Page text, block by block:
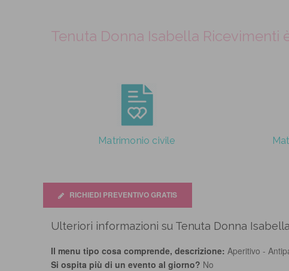
Tenuta Donna Isabella Ricevimenti
Matrimonio civile
RICHIEDI PREVENTIVO GRATIS
Ulteriori informazioni su Tenuta Donna
Il menu tipo cosa comprende, descrizione: Aperitivo -
Si ospita più di un evento al giorno? No